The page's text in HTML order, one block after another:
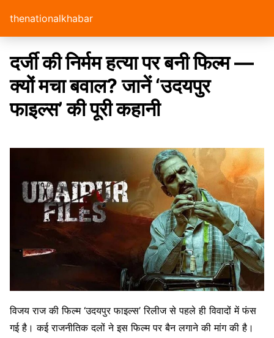
thenationalkhabar
दर्जी की निर्मम हत्या पर बनी फिल्म —
क्यों मचा बवाल? जानें ‘उदयपुर
फाइल्स’ की पूरी कहानी
विजय राज की फिल्म ‘उदयपुर फाइल्स’ रिलीज से पहले ही विवादों में फंस
गई है। कई राजनीतिक दलों ने इस फिल्म पर बैन लगाने की मांग की है।